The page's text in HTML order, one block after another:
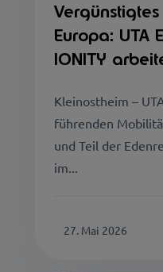
Europa: UTA
IONITY
Kleinostheim –
führenden
und Teil der
im...
27. Mai 2026